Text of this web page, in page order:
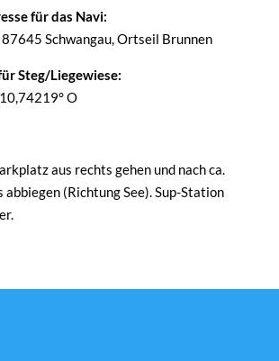
für das Navi:
Schwangau, Ortseil Brunnen
Steg/Liegewiese:
O
aus rechts gehen und nach ca.
(Richtung See). Sup-Station